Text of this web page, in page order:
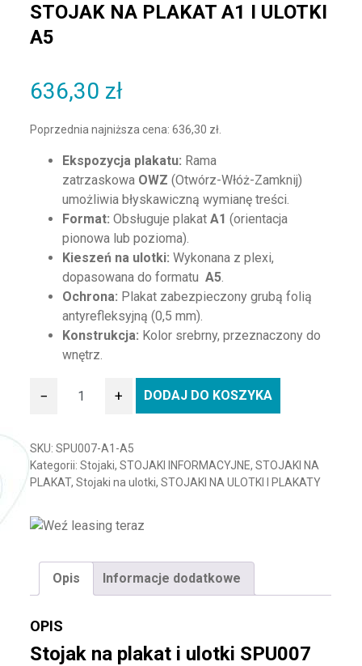
STOJAK NA PLAKAT A1 I ULOTKI
A5
636,30 zł
Poprzednia najniższa cena:636,30 zł
Ekspozycja plakatu: Rama
zatrzaskowa OWZ (Otwórz-Włóż-Zamknij)
umożliwia błyskawiczną wymianę treści.
Format: Obsługuje plakatA1 (orientacja
pionowa lub pozioma).
Kieszeń na ulotki: Wykonana z plexi,
dopasowana do formatu A5.
Ochrona: Plakat zabezpieczony grubą folią
antyrefleksyjną (0,5 mm).
Konstrukcja: Kolor srebrny, przeznaczony do
wnętrz.
ilość Stojak na plakat A1 i ulotki A5
− + DODAJ DO KOSZYKA
SKU:SPU007-A1-A5
Kategorii:Stojaki,STOJAKI INFORMACYJNE,STOJAKI NA
PLAKAT,Stojaki na ulotki,STOJAKI NA ULOTKI I PLAKATY
Opis Informacje dodatkowe
OPIS
Stojak na plakat i ulotki SPU007